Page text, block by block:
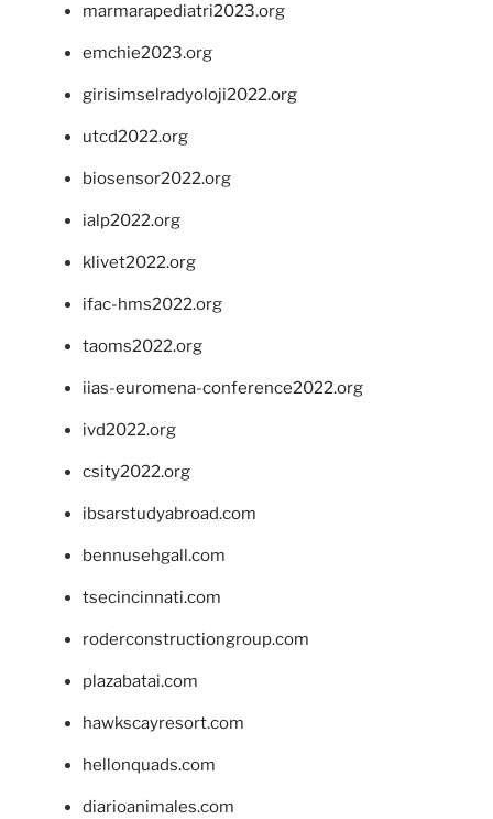
marmarapediatri2023.org
emchie2023.org
girisimselradyoloji2022.org
utcd2022.org
biosensor2022.org
ialp2022.org
klivet2022.org
ifac-hms2022.org
taoms2022.org
iias-euromena-conference2022.org
ivd2022.org
csity2022.org
ibsarstudyabroad.com
bennusehgall.com
tsecincinnati.com
roderconstructiongroup.com
plazabatai.com
hawkscayresort.com
hellonquads.com
diarioanimales.com